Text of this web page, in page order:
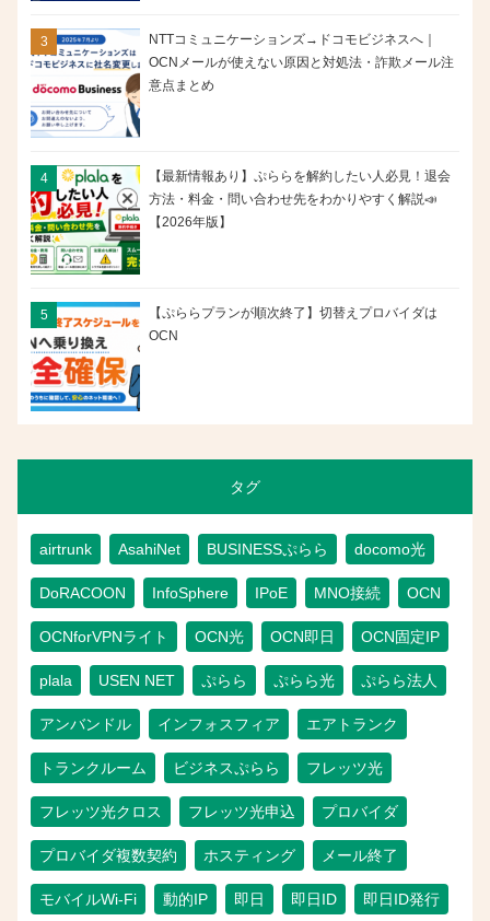
NTTコミュニケーションズ→ドコモビジネスへ｜
OCNメールが使えない原因と対処法・詐欺メール注
意点まとめ
【最新情報あり】ぷららを解約したい人必見！退会
方法・料金・問い合わせ先をわかりやすく解説📣
【2026年版】
【ぷららプランが順次終了】切替えプロバイダは
OCN
タグ
airtrunk AsahiNet BUSINESSぷらら docomo光
DoRACOON InfoSphere IPoE MNO接続 OCN
OCNforVPNライト OCN光 OCN即日 OCN固定IP
plala USEN NET ぷらら ぷらら光 ぷらら法人
アンバンドル インフォスフィア エアトランク
トランクルーム ビジネスぷらら フレッツ光
フレッツ光クロス フレッツ光申込 プロバイダ
プロバイダ複数契約 ホスティング メール終了
モバイルWi-Fi 動的IP 即日 即日ID 即日ID発行